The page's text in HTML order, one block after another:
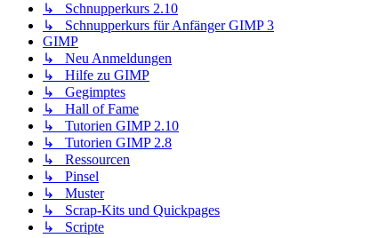
↳ Schnupperkurs 2.10
↳ Schnupperkurs für Anfänger GIMP 3
GIMP
↳ Neu Anmeldungen
↳ Hilfe zu GIMP
↳ Gegimptes
↳ Hall of Fame
↳ Tutorien GIMP 2.10
↳ Tutorien GIMP 2.8
↳ Ressourcen
↳ Pinsel
↳ Muster
↳ Scrap-Kits und Quickpages
↳ Scripte